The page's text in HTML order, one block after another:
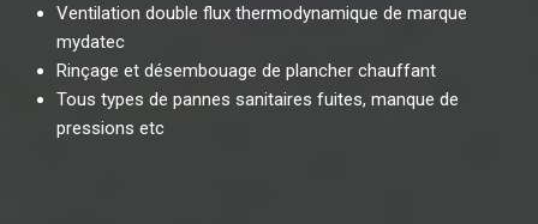
Ventilation double flux thermodynamique de marque
mydatec
Rinçage et désembouage de plancher chauffant
Tous types de pannes sanitaires fuites, manque de
pressions etc